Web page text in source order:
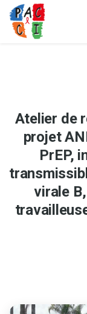
Atelier de
projet
PrEP,
virale